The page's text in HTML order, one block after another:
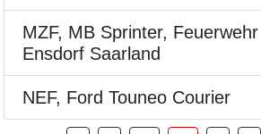
MZF, MB Sprinter, Feuerwehr
Ensdorf Saarland
NEF, Ford Touneo Courier